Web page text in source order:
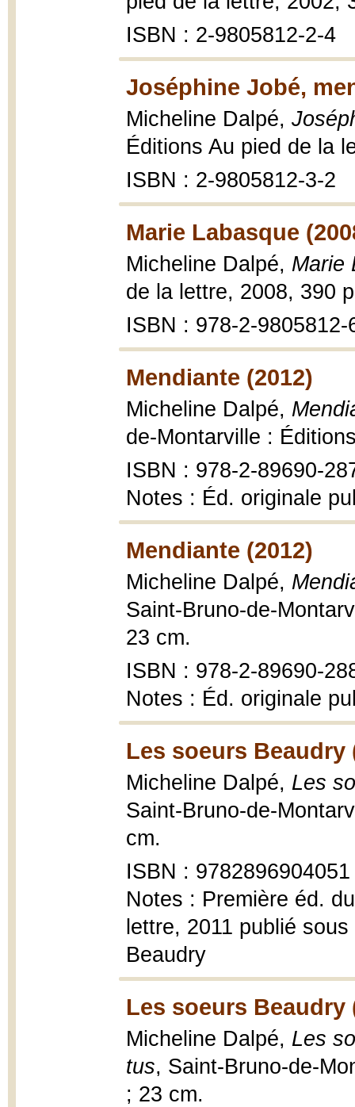
ISBN : 2-9805812-2-4
Joséphine Jobé,
Micheline Dalpé,
Éditions Au pied de la
ISBN : 2-9805812-3-2
Marie Labasque
Micheline Dalpé, Marie
de la lettre, 2008, 390
ISBN : 978-2-9805812-
Mendiante (2012)
Micheline Dalpé,
de-Montarville :
ISBN : 978-2-89690-
Notes : Éd. originale
Mendiante (2012)
Micheline Dalpé,
Saint-Bruno-de-
23 cm.
ISBN : 978-2-89690-
Notes : Éd. originale
Les soeurs Beaudry
Micheline Dalpé, Les
Saint-Bruno-de-
cm.
ISBN : 9782896904051
Notes : Première éd.
lettre, 2011 publié
Beaudry
Les soeurs Beaudry
Micheline Dalpé, Les
tus, Saint-Bruno-de-
; 23 cm.